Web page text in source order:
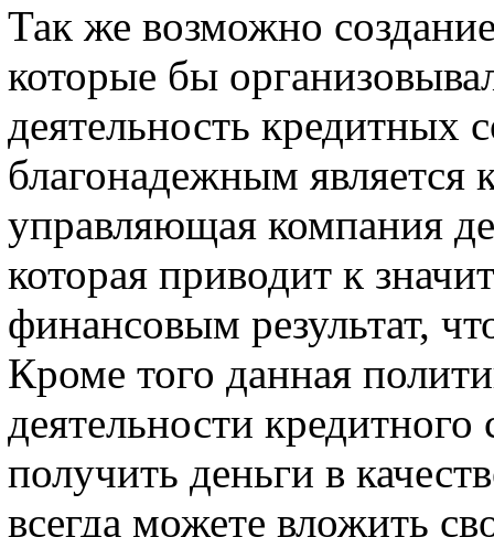
Так же возможно
которые бы
деятельность кредитных
благонадежным
управляющая компания
которая приводит к
финансовым результат,
Кроме того данная
деятельности
получить деньги в
всегда можете вложить